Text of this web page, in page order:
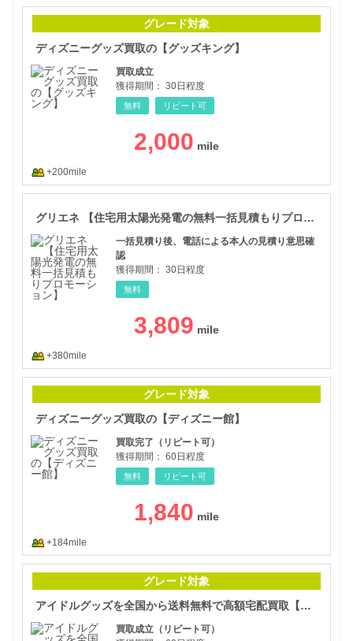
グレード対象
ディズニーグッズ買取の【グッズキング】
買取成立
獲得期間： 30日程度
無料 リピート可
2,000
+200mile
グリエネ 【住宅用太陽光発電の無料一括見積もりプロモーション】
一括見積り後、電話による本人の見積り意思確
認
獲得期間： 30日程度
無料
3,809
+380mile
グレード対象
ディズニーグッズ買取の【ディズニー館】
買取完了（リピート可）
獲得期間： 60日程度
無料 リピート可
1,840
+184mile
グレード対象
アイドルグッズを全国から送料無料で高額宅配買取【アイドル館】
買取成立（リピート可）